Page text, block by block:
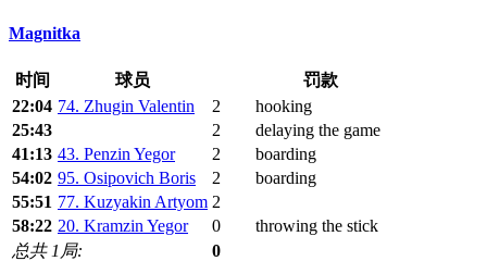
Magnitka
时间 球员
罚款
22:04 74. Zhugin Valentin 2
hooking
25:43
2
delaying the game
41:13 43. Penzin Yegor 2
boarding
54:02 95. Osipovich Boris 2
boarding
55:51 77. Kuzyakin Artyom 2
58:22 20. Kramzin Yegor 0
throwing the stick
总共 1局:
0